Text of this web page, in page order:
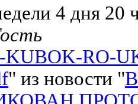
4 дня 20
KUBOK-RO-
" из новости "